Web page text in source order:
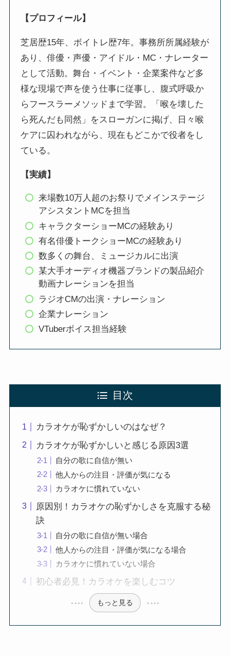
【プロフィール】
芝居歴15年、ボイトレ歴7年。事務所所属経験が
あり、俳優・声優・アイドル・MC・ナレーター
として活動。舞台・イベント・企業案件など多
様な現場で声を使う仕事に従事し、腹式呼吸か
らフースラーメソッドまで学習。「喉を壊した
ら死んだも同然」をスローガンに掲げ、日々喉
ケアに囚われながら、現在もどこかで役者をし
ている。
【実績】
来場数10万人超のお祭りでメインステージ
アシスタントMCを担当
キャラクターショーMCの経験あり
有名俳優トークショーMCの経験あり
数多くの舞台、ミュージカルに出演
某大手オーディオ機器ブランドの製品紹介
動画ナレーションを担当
ラジオCMの出演・ナレーション
企業ナレーション
VTuberボイス担当経験
目次
カラオケが恥ずかしいのはなぜ？
カラオケが恥ずかしいと感じる原因3選
自分の歌に自信が無い
他人からの注目・評価が気になる
カラオケに慣れていない
原因別！カラオケの恥ずかしさを克服する秘
訣
自分の歌に自信が無い場合
他人からの注目・評価が気になる場合
カラオケに慣れていない場合
初心者必見！カラオケを楽しむコツ
もっと見る